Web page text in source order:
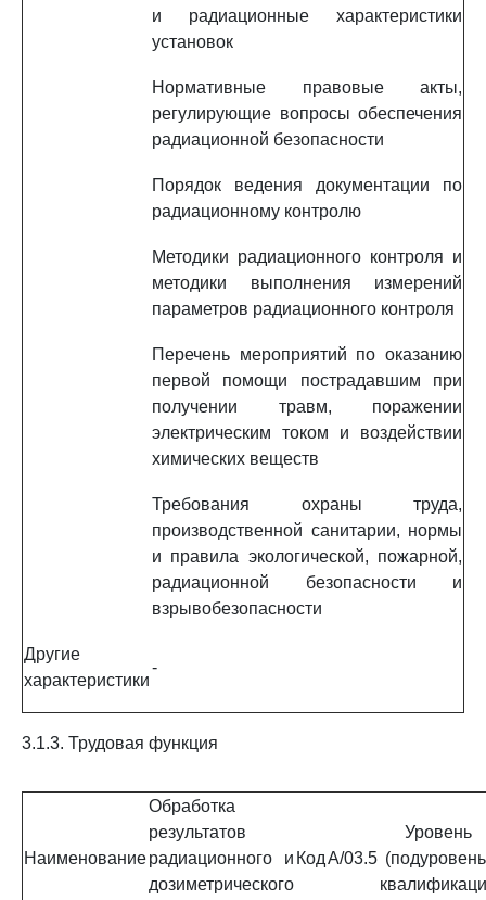
и радиационные характеристики
установок
Нормативные правовые акты,
регулирующие вопросы обеспечения
радиационной безопасности
Порядок ведения документации по
радиационному контролю
Методики радиационного контроля и
методики выполнения измерений
параметров радиационного контроля
Перечень мероприятий по оказанию
первой помощи пострадавшим при
получении травм, поражении
электрическим током и воздействии
химических веществ
Требования охраны труда,
производственной санитарии, нормы
и правила экологической, пожарной,
радиационной безопасности и
взрывобезопасности
Другие
характеристики
-
3.1.3. Трудовая функция
Наименование
Обработка
результатов
радиационного и
дозиметрического
КодA/03.5
Уровень